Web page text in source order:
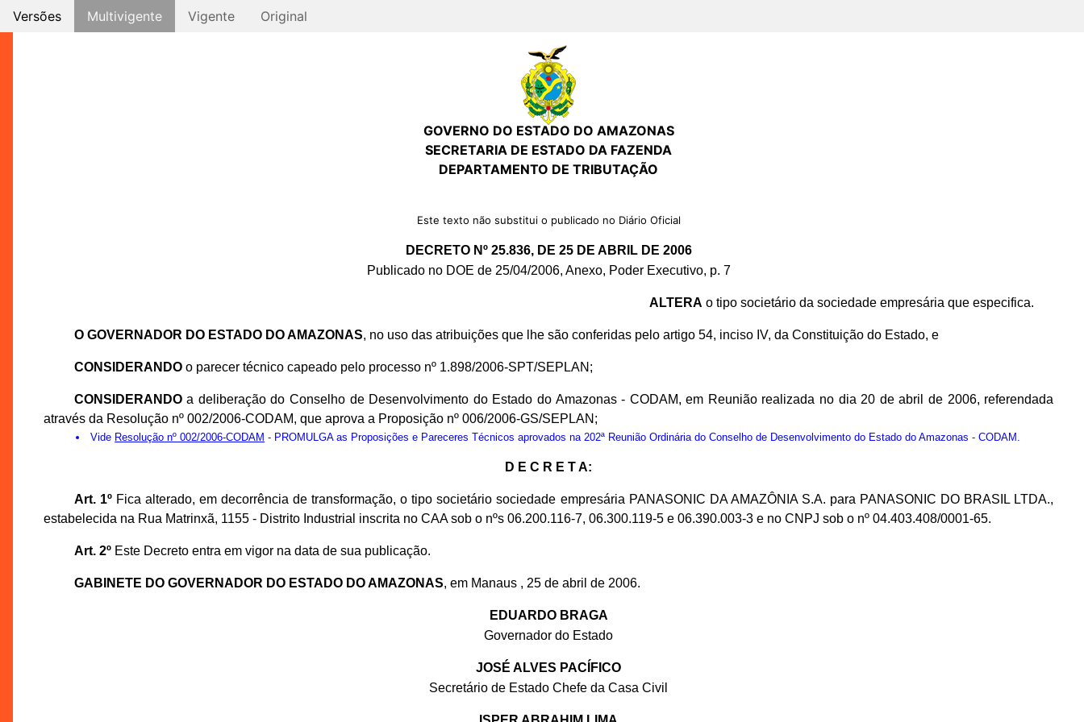
Versões Multivigente Vigente Original
GOVERNO DO ESTADO DO AMAZONAS
SECRETARIA DE ESTADO DA FAZENDA
DEPARTAMENTO DE TRIBUTAÇÃO
Este texto não substitui o publicado no Diário Oficial
DECRETO Nº 25.836, DE 25 DE ABRIL DE 2006
Publicado no DOE de 25/04/2006, Anexo, Poder Executivo, p. 7
ALTERA o tipo societário da sociedade empresária que especifica.
O GOVERNADOR DO ESTADO DO AMAZONAS, no uso das atribuições que lhe são conferidas pelo artigo 54, inciso IV, da Constituição do Estado, e
CONSIDERANDOo parecer técnico capeado pelo processo nº 1.898/2006-SPT/SEPLAN;
CONSIDERANDOa deliberação do Conselho de Desenvolvimento do Estado do Amazonas - CODAM, em Reunião realizada no dia 20 de abril de 2006, referendada
através da Resolução nº 002/2006-CODAM, que aprova a Proposição nº 006/2006-GS/SEPLAN;
Vide Resolução nº 002/2006-CODAM - PROMULGA as Proposições e Pareceres Técnicos aprovados na 202ª Reunião Ordinária do Conselho de Desenvolvimento do Estado do Amazonas - CODAM.
D E C R E T A:
Art. 1ºFica alterado, em decorrência de transformação, o tipo societário sociedade empresária PANASONIC DA AMAZÔNIA S.A. para PANASONIC DO BRASIL LTDA.,
estabelecida na Rua Matrinxã, 1155 - Distrito Industrial inscrita no CAA sob o nºs 06.200.116-7, 06.300.119-5 e 06.390.003-3 e no CNPJ sob o nº 04.403.408/0001-65.
Art. 2ºEste Decreto entra em vigor na data de sua publicação.
GABINETE DO GOVERNADOR DO ESTADO DO AMAZONAS, em Manaus , 25 de abril de 2006.
EDUARDO BRAGA
Governador do Estado
JOSÉ ALVES PACÍFICO
Secretário de Estado Chefe da Casa Civil